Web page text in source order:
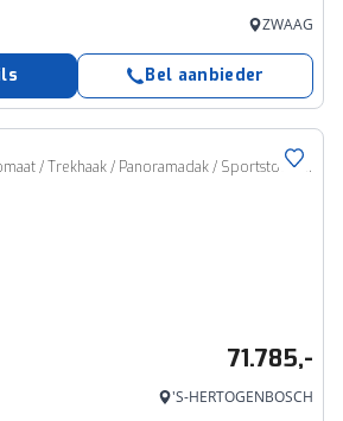
ZWAAG
Bel aanbieder
xDrive30e M Sport Automaat / Trekhaak / Panoramadak / Sportstoelen / Comfort Access / Adaptieve LED / Head-Up / Harman Kardon
71.785,-
'S-HERTOGENBOSCH